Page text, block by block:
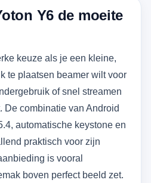
Y6 de moeite
keuze als je een kleine,
te plaatsen beamer wilt voor
of snel streamen
De combinatie van Android
automatische keystone en
praktisch voor zijn
is vooral
boven perfect beeld zet.